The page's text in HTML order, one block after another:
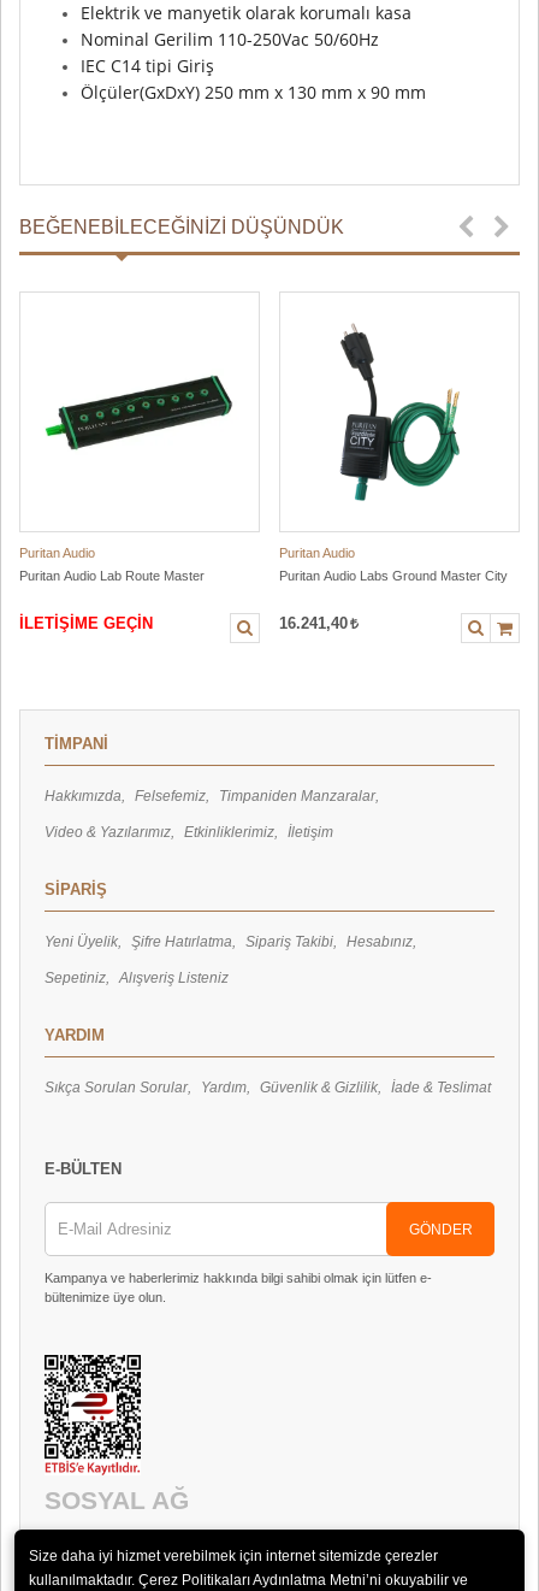
Elektrik ve manyetik olarak korumalı kasa
Nominal Gerilim 110-250Vac 50/60Hz
IEC C14 tipi Giriş
Ölçüler(GxDxY) 250 mm x 130 mm x 90 mm
BEĞENEBILECEĞINIZI DÜŞÜNDÜK
Puritan Audio
Puritan Audio Lab Route Master
İLETİŞİME GEÇİN
Puritan Audio
Puritan Audio Labs Ground Master City
16.241,40
TİMPANİ
Hakkımızda Felsefemiz Timpaniden Manzaralar
Video & Yazılarımız Etkinliklerimiz İletişim
SİPARİŞ
Yeni Üyelik Şifre Hatırlatma Sipariş Takibi Hesabınız
Sepetiniz Alışveriş Listeniz
YARDIM
Sıkça Sorulan Sorular Yardım Güvenlik & Gizlilik İade & Teslimat
E-BÜLTEN
GÖNDER
Kampanya ve haberlerimiz hakkında bilgi sahibi olmak için lütfen e-
bültenimize üye olun.
SOSYAL AĞ
Size daha iyi hizmet verebilmek için internet sitemizde çerezler
kullanılmaktadır. Çerez Politikaları Aydınlatma Metni’ni okuyabilir ve